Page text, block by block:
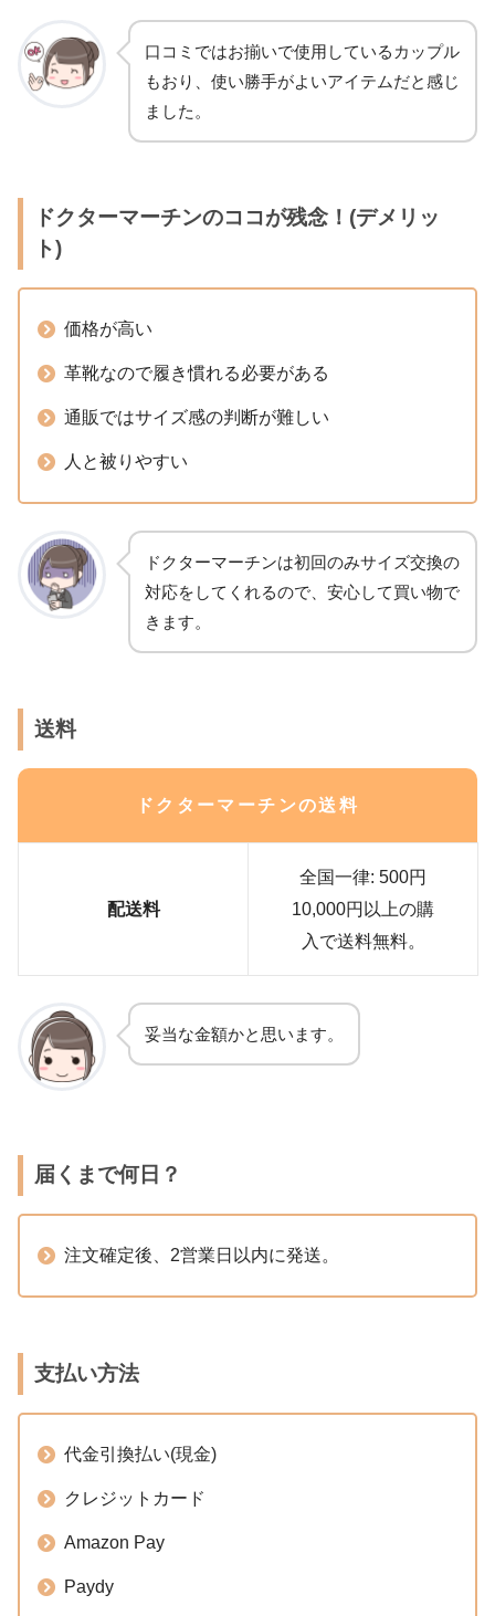
口コミではお揃いで使用しているカップル
もおり、使い勝手がよいアイテムだと感じ
ました。
ドクターマーチンのココが残念！(デメリッ
ト)
価格が高い
革靴なので履き慣れる必要がある
通販ではサイズ感の判断が難しい
人と被りやすい
ドクターマーチンは初回のみサイズ交換の
対応をしてくれるので、安心して買い物で
きます。
送料
ドクターマーチンの送料
配送料
全国一律: 500円
10,000円以上の購
入で送料無料。
妥当な金額かと思います。
届くまで何日？
注文確定後、2営業日以内に発送。
支払い方法
代金引換払い(現金)
クレジットカード
Amazon Pay
Paydy